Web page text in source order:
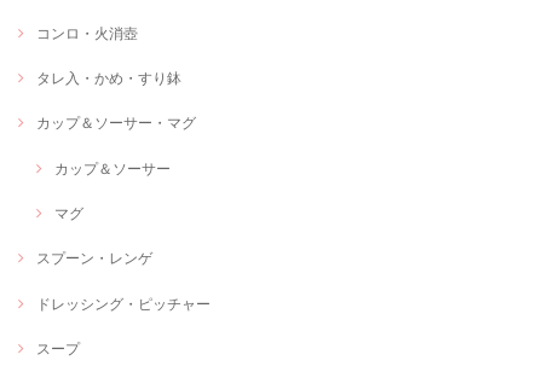
コンロ・火消壺
タレ入・かめ・すり鉢
カップ＆ソーサー・マグ
カップ＆ソーサー
マグ
スプーン・レンゲ
ドレッシング・ピッチャー
スープ